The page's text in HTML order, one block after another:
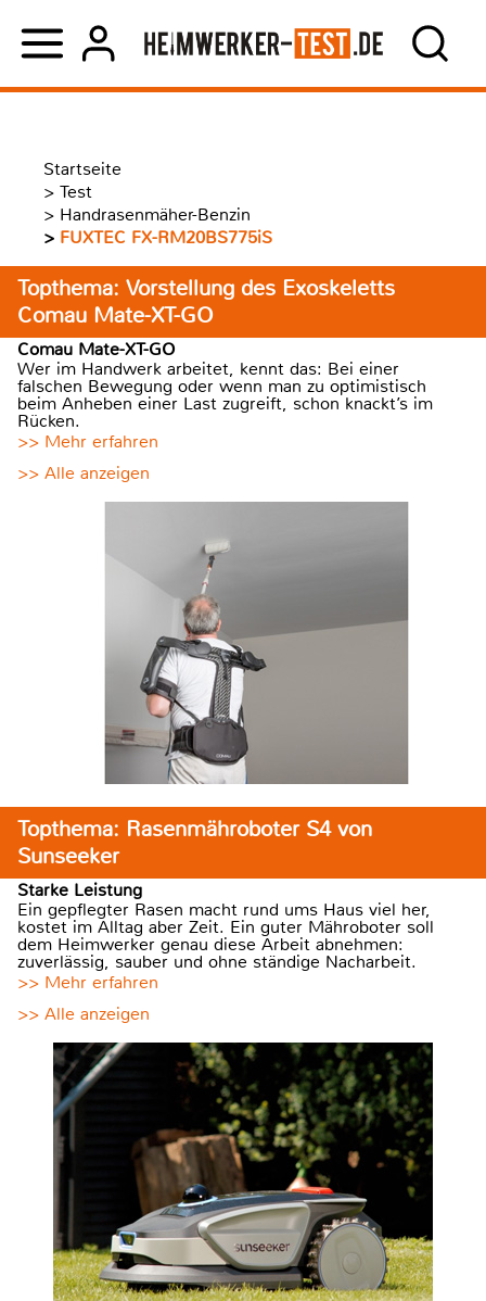
Startseite
> Test
> Handrasenmäher-Benzin
> FUXTEC FX-RM20BS775iS
Topthema: Vorstellung des Exoskeletts
Comau Mate-XT-GO
Comau Mate-XT-GO
Wer im Handwerk arbeitet, kennt das: Bei einer
falschen Bewegung oder wenn man zu optimistisch
beim Anheben einer Last zugreift, schon knackt’s im
Rücken.
>> Mehr erfahren
>> Alle anzeigen
Topthema: Rasenmähroboter S4 von
Sunseeker
Starke Leistung
Ein gepflegter Rasen macht rund ums Haus viel her,
kostet im Alltag aber Zeit. Ein guter Mähroboter soll
dem Heimwerker genau diese Arbeit abnehmen:
zuverlässig, sauber und ohne ständige Nacharbeit.
>> Mehr erfahren
>> Alle anzeigen